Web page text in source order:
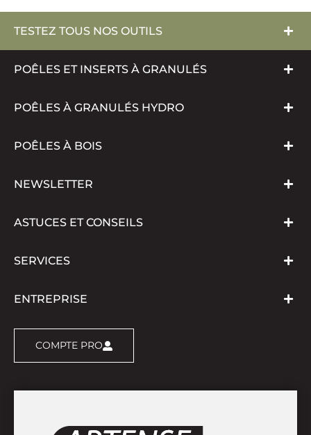
TESTEZ TOUS NOS OUTILS
POÊLES ET INSERTS À GRANULÉS
POÊLES À GRANULÉS HYDRO
POÊLES À BOIS
NEWSLETTER
ASTUCES ET CONSEILS
SERVICES
ENTREPRISE
COMPTE PRO